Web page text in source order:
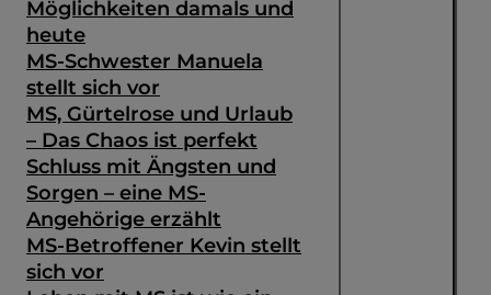
Möglichkeiten damals und
heute
MS-Schwester Manuela
stellt sich vor
MS, Gürtelrose und Urlaub
– Das Chaos ist perfekt
Schluss mit Ängsten und
Sorgen – eine MS-
Angehörige erzählt
MS-Betroffener Kevin stellt
sich vor